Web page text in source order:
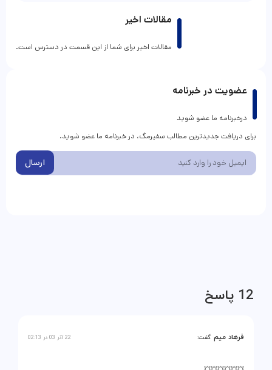
مقالات اخیر
مقالات اخیر برای شما از این قسمت در دسترس است.
عضویت در خبرنامه
درخبرنامه ما عضو شوید
برای دریافت جدیدترین مطالب سفیرمگ، در خبرنامه ما عضو شوید.
ارسال
12 پاسخ
فرهاد میم گفت: 22 آذر 03 در 02:13